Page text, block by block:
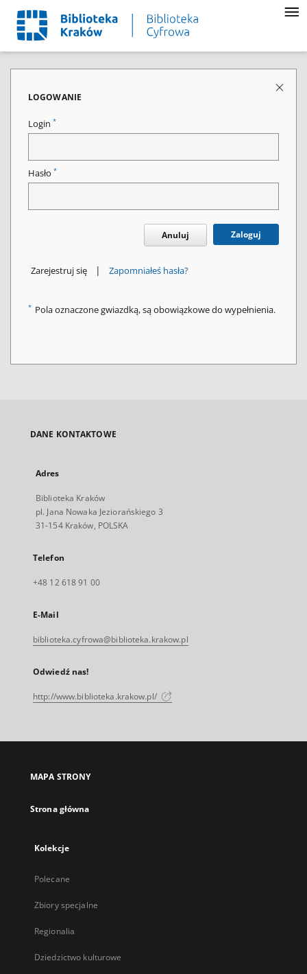
LOGOWANIE
Login *
Hasło *
Anuluj Zaloguj
Zarejestruj się | Zapomniałeś hasła?
* Pola oznaczone gwiazdką, są obowiązkowe do wypełnienia.
DANE KONTAKTOWE
Adres
Biblioteka Kraków
pl. Jana Nowaka Jeziorańskiego 3
31-154 Kraków, POLSKA
Telefon
+48 12 618 91 00
E-Mail
biblioteka.cyfrowa@biblioteka.krakow.pl
Odwiedź nas!
http://www.biblioteka.krakow.pl/
MAPA STRONY
Strona główna
Kolekcje
Polecane
Zbiory specjalne
Regionalia
Dziedzictwo kulturowe